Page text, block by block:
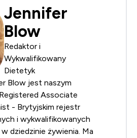
Jennifer
Blow
Redaktor i
Wykwalifikowany
Dietetyk
Blow jest naszym
Registered Associate
- Brytyjskim rejestr
i wykwalifikowanych
dziedzinie żywienia. Ma